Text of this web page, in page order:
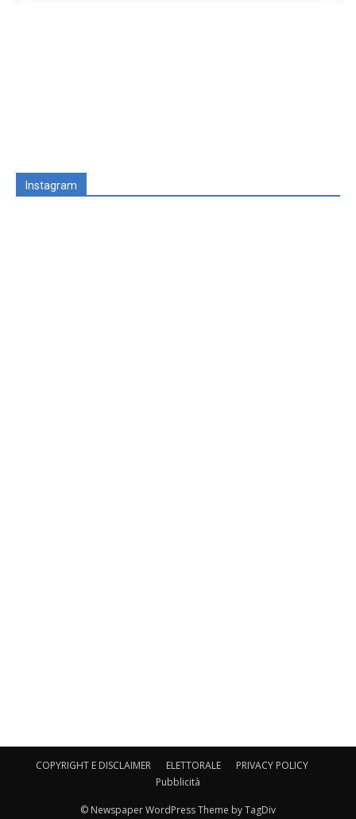
Instagram
COPYRIGHT E DISCLAIMER ELETTORALE
PRIVACY POLICY
Pubblicità
© Newspaper WordPress Theme by TagDiv